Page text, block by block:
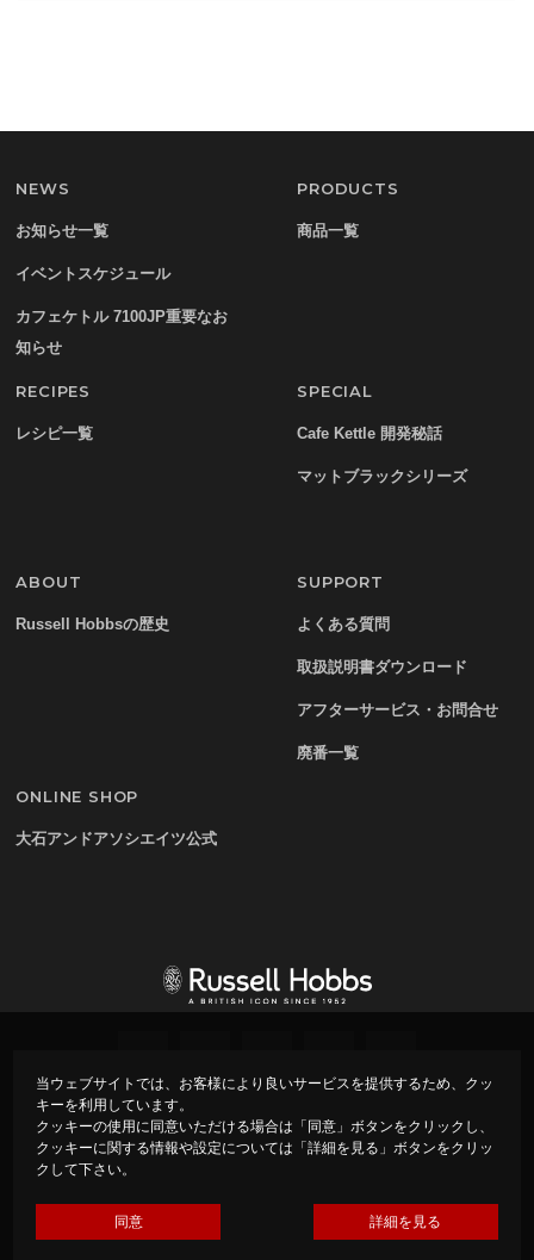
当ウェブサイトでは、お客様により良いサービスを提供するため、クッ
キーを利用しています。
クッキーの使用に同意いただける場合は「同意」ボタンをクリックし、
クッキーに関する情報や設定については「詳細を見る」ボタンをクリッ
クして下さい。
同意 詳細を見る
NEWS
お知らせ一覧
イベントスケジュール
カフェケトル 7100JP重要なお
知らせ
PRODUCTS
商品一覧
RECIPES
レシピ一覧
SPECIAL
Cafe Kettle 開発秘話
マットブラックシリーズ
ABOUT
Russell Hobbsの歴史
SUPPORT
よくある質問
取扱説明書ダウンロード
アフターサービス・お問合せ
廃番一覧
ONLINE SHOP
大石アンドアソシエイツ公式
プライバシーポリシー
Copyright ©
Made by Oishi & Associates under Licence from Spectrum